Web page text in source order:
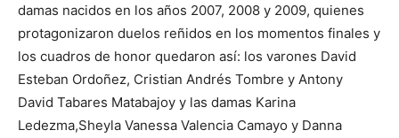
damas nacidos en los años 2007, 2008 y 2009, quienes
protagonizaron duelos reñidos en los momentos finales y
los cuadros de honor quedaron así: los varones David
Esteban Ordoñez, Cristian Andrés Tombre y Antony
David Tabares Matabajoy y las damas Karina
Ledezma,Sheyla Vanessa Valencia Camayo y Danna